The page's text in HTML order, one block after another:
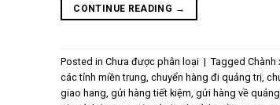
CONTINUE READING →
Posted in Chưa được phân loại | Tagged Chành
các tỉnh miền trung, chuyển hàng đi quảng trị,
giao hang, gửi hàng tiết kiệm, gửi hàng về